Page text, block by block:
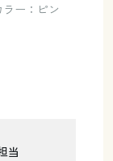
ー：ピン
当